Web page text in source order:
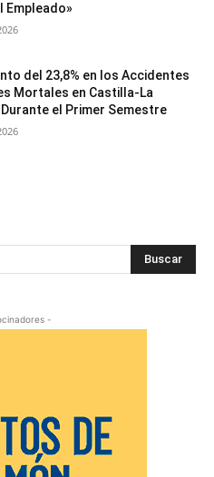
Empleado»
del 23,8% en los Accidentes
Mortales en Castilla-La
Durante el Primer Semestre
Buscar
-